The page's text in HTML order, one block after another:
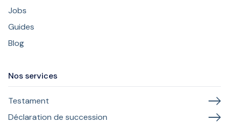
Jobs
Guides
Blog
Nos services
Testament
Déclaration de succession